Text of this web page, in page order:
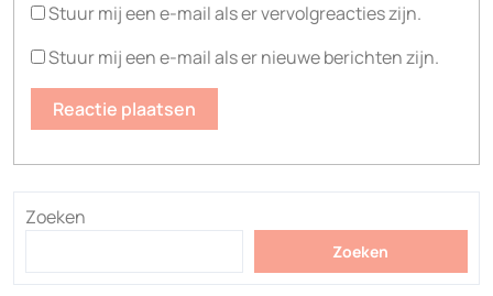
Stuur mij een e-mail als er vervolgreacties zijn.
Stuur mij een e-mail als er nieuwe berichten zijn.
Zoeken
Zoeken